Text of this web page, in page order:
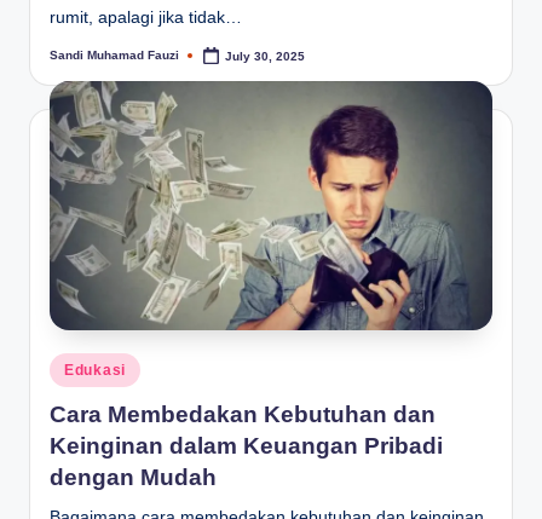
rumit, apalagi jika tidak…
Posted
Sandi Muhamad Fauzi July 30, 2025
Posted
in
Edukasi
Cara Membedakan Kebutuhan dan
Keinginan dalam Keuangan Pribadi
dengan Mudah